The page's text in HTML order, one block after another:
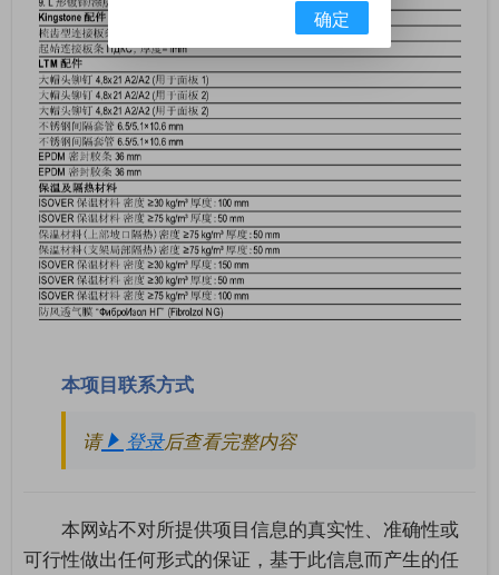
本项目联系方式
请 登录后查看完整内容
本网站不对所提供项目信息的真实性、准确性或
可行性做出任何形式的保证，基于此信息而产生的任
确定